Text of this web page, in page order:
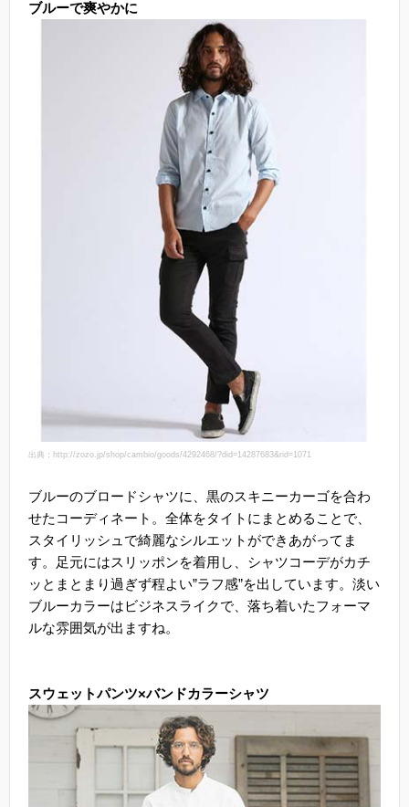
ブルーで爽やかに
出典：http://zozo.jp/shop/cambio/goods/4292468/?did=14287683&rid=1071
ブルーのブロードシャツに、黒のスキニーカーゴを合わ
せたコーディネート。全体をタイトにまとめることで、
スタイリッシュで綺麗なシルエットができあがってま
す。足元にはスリッポンを着用し、シャツコーデがカチ
ッとまとまり過ぎず程よい”ラフ感”を出しています。淡い
ブルーカラーはビジネスライクで、落ち着いたフォーマ
ルな雰囲気が出ますね。
スウェットパンツ×バンドカラーシャツ